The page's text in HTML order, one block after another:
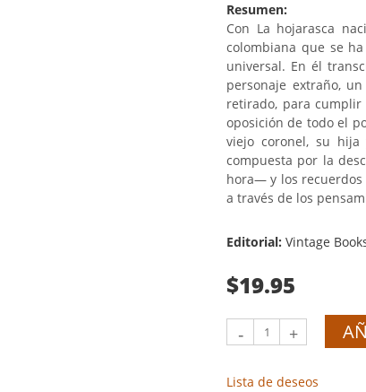
Resumen:
Con La hojarasca
colombiana que se
universal. En él
personaje extraño,
retirado, para
oposición de todo el
viejo coronel, su
compuesta por la
hora— y los
a través de los
Editorial: Vintage
$19.95
- +
Lista de deseos